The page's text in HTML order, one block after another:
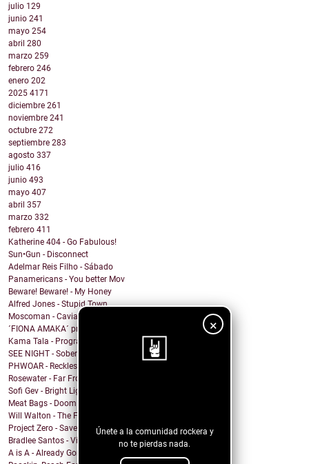
×
Únete a la comunidad rockera y
no te pierdas nada.
julio 129
junio 241
mayo 254
abril 280
marzo 259
febrero 246
enero 202
2025 4171
diciembre 261
noviembre 241
octubre 272
septiembre 283
agosto 337
julio 416
junio 493
mayo 407
abril 357
marzo 332
febrero 411
Katherine 404 - Go Fabulous!
Sun•Gun - Disconnect
Adelmar Reis Filho - Sábado
Panamericans - You better Mov
Beware! Beware! - My Honey
Alfred Jones - Stupid Town
Moscoman - Caviar
´FIONA AMAKA´ presenta su tema: No Daylight
Kama Tala - Progràmma
SEE NIGHT - Sober & High
PHWOAR - Reckless
Rosewater - Far From Home
Sofi Gev - Bright Light Shining
Meat Bags - Doom
Will Walton - The Fine Line
Project Zero - Save the Date
Bradlee Santos - Violent Kiss
A is A - Already Gone